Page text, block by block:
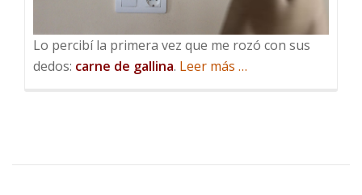
Lo percibí la primera vez que me rozó con sus
dedos: carne de gallina. Leer más acerca
…